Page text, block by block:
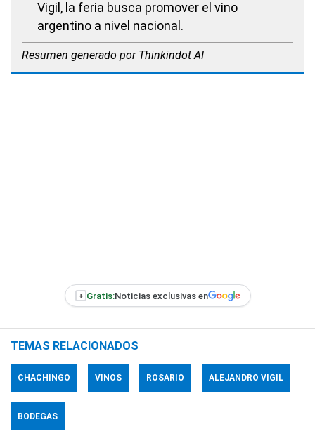
Vigil, la feria busca promover el vino
argentino a nivel nacional.
Resumen generado por Thinkindot AI
+ Gratis:Noticias exclusivas en
TEMAS RELACIONADOS
CHACHINGO VINOS ROSARIO ALEJANDRO VIGIL
BODEGAS